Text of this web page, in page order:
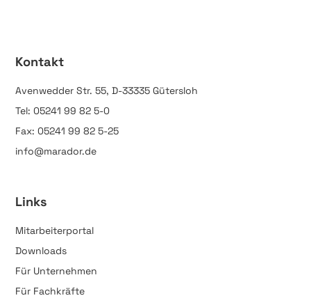
Kontakt
Avenwedder Str. 55, D-33335 Gütersloh
Tel: 05241 99 82 5-0
Fax: 05241 99 82 5-25
info@marador.de
Links
Mitarbeiterportal
Downloads
Für Unternehmen
Für Fachkräfte